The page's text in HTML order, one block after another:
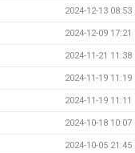
2024-12-13 08:53
2024-12-09 17:21
2024-11-21 11:38
2024-11-19 11:19
2024-11-19 11:11
2024-10-18 10:07
2024-10-05 21:45